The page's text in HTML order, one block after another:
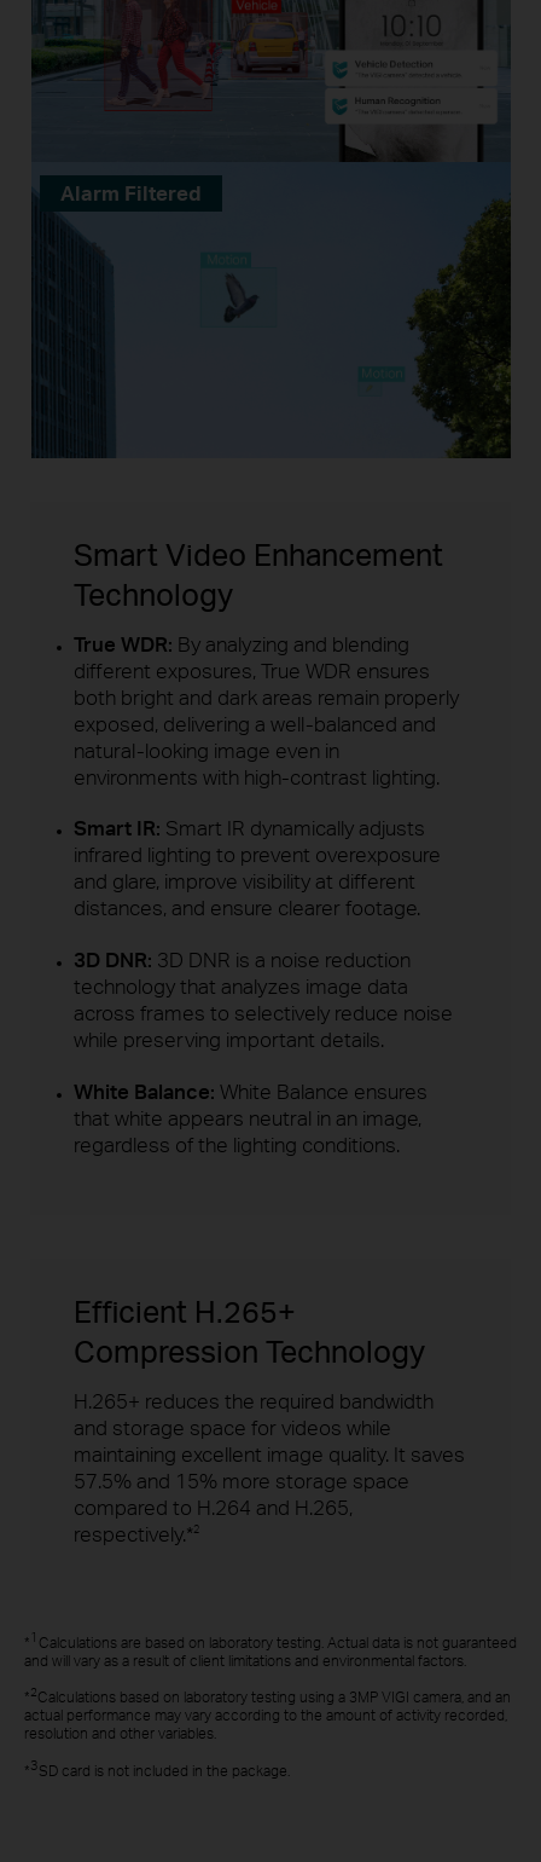
Alarm Filtered
Smart Video Enhancement
Technology
True WDR: By analyzing and blending
different exposures, True WDR ensures
both bright and dark areas remain properly
exposed, delivering a well-balanced and
natural-looking image even in
environments with high-contrast lighting.
Smart IR: Smart IR dynamically adjusts
infrared lighting to prevent overexposure
and glare, improve visibility at different
distances, and ensure clearer footage.
3D DNR: 3D DNR is a noise reduction
technology that analyzes image data
across frames to selectively reduce noise
while preserving important details.
White Balance:White Balance ensures
that white appears neutral in an image,
regardless of the lighting conditions.
Efficient H.265+
Compression Technology
H.265+ reduces the required bandwidth
and storage space for videos while
maintaining excellent image quality. It saves
57.5% and 15% more storage space
compared to H.264 and H.265,
respectively.*2
* 1 Calculations are based on laboratory testing. Actual data is not guaranteed
and will vary as a result of client limitations and environmental factors.
*2Calculations based on laboratory testing using a 3MP VIGI camera, and an
actual performance may vary according to the amount of activity recorded,
resolution and other variables.
*3SD card is not included in the package.